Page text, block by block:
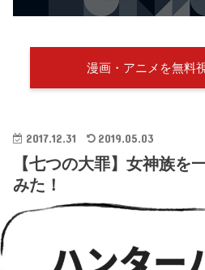
漫画・アニメを無料
2017.12.31 2019.05.03
【七つの大罪】女神族を
みた！